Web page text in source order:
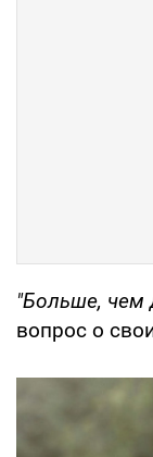
"Больше, чем
вопрос о